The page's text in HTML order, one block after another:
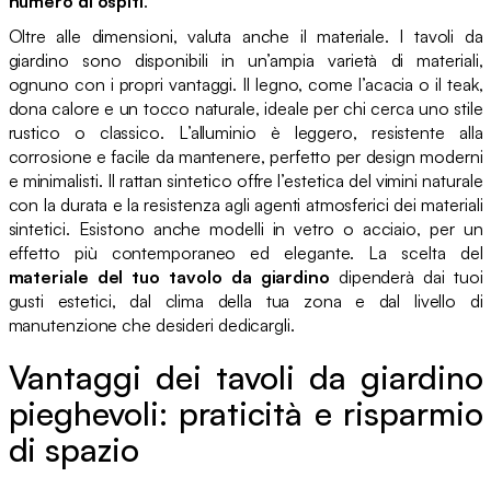
Oltre alle dimensioni, valuta anche il materiale. I tavoli da
giardino sono disponibili in un’ampia varietà di materiali,
ognuno con i propri vantaggi. Il legno, come l’acacia o il teak,
dona calore e un tocco naturale, ideale per chi cerca uno stile
rustico o classico. L’alluminio è leggero, resistente alla
corrosione e facile da mantenere, perfetto per design moderni
e minimalisti. Il rattan sintetico offre l’estetica del vimini naturale
con la durata e la resistenza agli agenti atmosferici dei materiali
sintetici. Esistono anche modelli in vetro o acciaio, per un
effetto più contemporaneo ed elegante. La scelta del
materiale del tuo tavolo da giardino dipenderà dai tuoi
gusti estetici, dal clima della tua zona e dal livello di
manutenzione che desideri dedicargli.
Vantaggi dei tavoli da giardino
pieghevoli: praticità e risparmio
di spazio